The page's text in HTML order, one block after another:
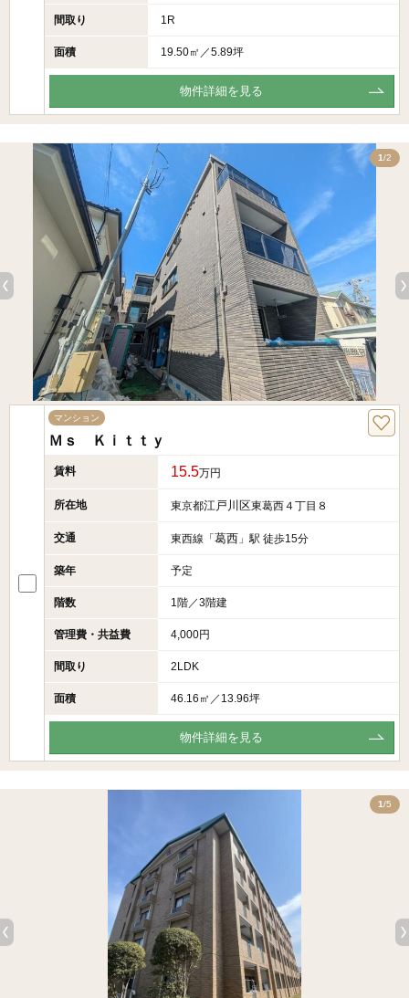
間取り 1R
面積 19.50㎡／5.89坪
物件詳細を見る
1/2
マンション
Ｍｓ Ｋｉｔｔｙ
賃料 15.5万円
所在地 東京都江戸川区東葛西４丁目８
交通 東西線「 葛西 」駅 徒歩15分
築年 予定
階数 1階／3階建
管理費・共益費 4,000円
間取り 2LDK
面積 46.16㎡／13.96坪
物件詳細を見る
1/5